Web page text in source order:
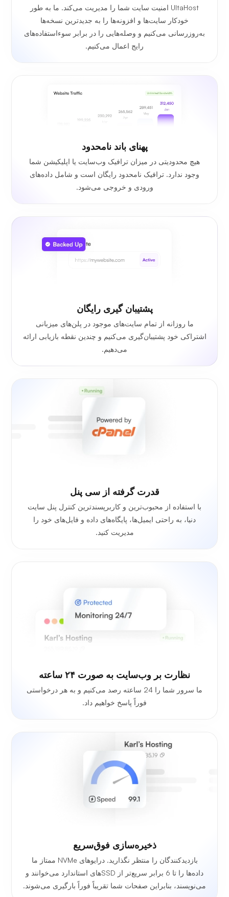
UltaHost امنیت سایت شما را مدیریت می‌کند. ما به طور
خودکار سایت‌ها و افزونه‌ها را به جدیدترین نسخه‌ها
به‌روزرسانی می‌کنیم و وصله‌هایی را در برابر سوءاستفاده‌های
رایج اعمال می‌کنیم.
پهنای باند نامحدود
هیچ محدودیتی در میزان ترافیک وب‌سایت یا اپلیکیشن شما
وجود ندارد. ترافیک نامحدود رایگان است و شامل داده‌های
ورودی و خروجی می‌شود.
پشتیبان گیری رایگان
ما روزانه از تمام سایت‌های موجود در پلن‌های میزبانی
اشتراکی خود پشتیبان‌گیری می‌کنیم و چندین نقطه بازیابی ارائه
می‌دهیم.
قدرت گرفته از سی پنل
با استفاده از محبوب‌ترین و کاربرپسندترین کنترل پنل سایت
دنیا، به راحتی ایمیل‌ها، پایگاه‌های داده و فایل‌های خود را
مدیریت کنید.
نظارت بر وب‌سایت به صورت ۲۴ ساعته
ما سرور شما را 24 ساعته رصد می‌کنیم و به هر درخواستی
فوراً پاسخ خواهیم داد.
ذخیره‌سازی فوق‌سریع
بازدیدکنندگان را منتظر نگذارید. درایوهای NVMe ممتاز ما
داده‌ها را تا 6 برابر سریع‌تر از SSDهای استاندارد می‌خوانند و
می‌نویسند، بنابراین صفحات شما تقریباً فوراً بارگیری می‌شوند.